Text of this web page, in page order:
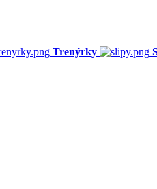
Trenýrky